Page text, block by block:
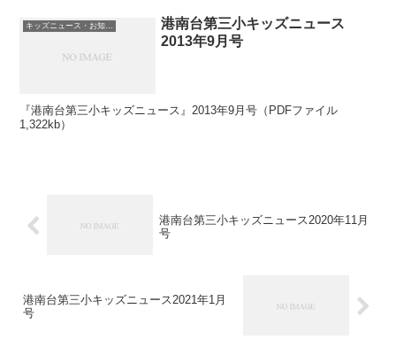
キッズニュース・お知らせ
港南台第三小キッズニュース
2013年9月号
『港南台第三小キッズニュース』2013年9月号（PDFファイル
1,322kb）
港南台第三小キッズニュース2020年11月
号
港南台第三小キッズニュース2021年1月
号